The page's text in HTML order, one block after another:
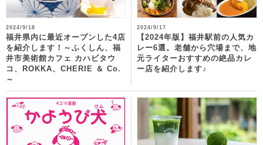
2024/9/18
福井県内に最近オープンした4店
を紹介します！～ふくしん、福
井市美術館カフェ カハビタウ
コ、ROKKA、CHERIE ＆ Co.
～
2024/9/17
【2024年版】福井駅前の人気カ
レー6選。老舗から穴場まで、地
元ライターおすすめの絶品カレ
ー店を紹介します♪